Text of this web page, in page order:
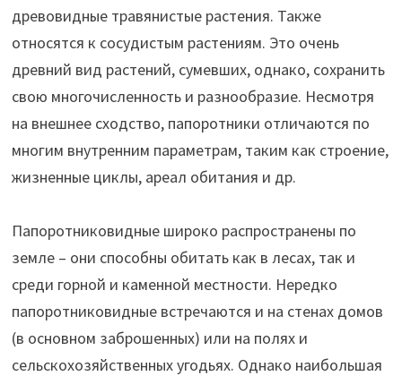
древовидные травянистые растения. Также
относятся к сосудистым растениям. Это очень
древний вид растений, сумевших, однако, сохранить
свою многочисленность и разнообразие. Несмотря
на внешнее сходство, папоротники отличаются по
многим внутренним параметрам, таким как строение,
жизненные циклы, ареал обитания и др.
Папоротниковидные широко распространены по
земле – они способны обитать как в лесах, так и
среди горной и каменной местности. Нередко
папоротниковидные встречаются и на стенах домов
(в основном заброшенных) или на полях и
сельскохозяйственных угодьях. Однако наибольшая